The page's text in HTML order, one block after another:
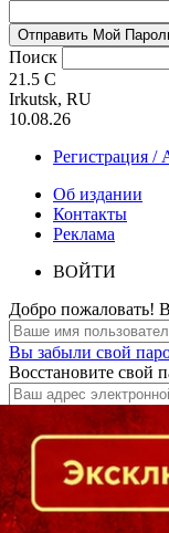
Поиск
21.5 C
Irkutsk, RU
10.08.26
Регистрация /
Об издании
Контакты
Реклама
ВОЙТИ
Добро пожаловать!
Вы забыли свой
Восстановите свой
Кто есть кто в